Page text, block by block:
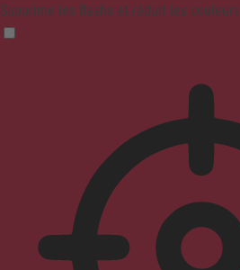
Supprime les flashs et réduit les couleurs